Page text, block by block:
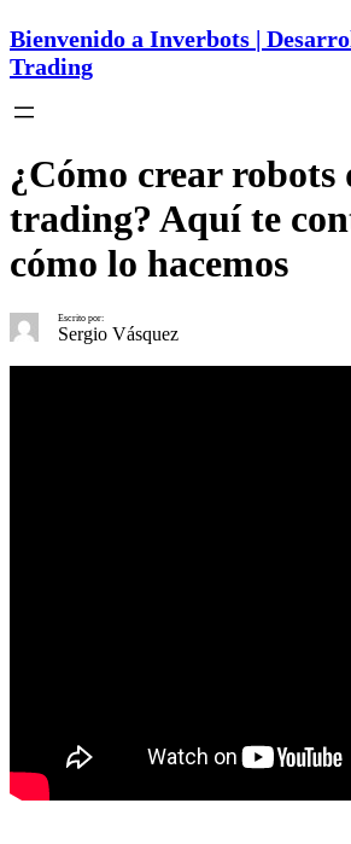
Bienvenido a Inverbots |
Trading
¿Cómo crear robots
trading? Aquí te
cómo lo hacemos
Escrito por:
Sergio Vásquez